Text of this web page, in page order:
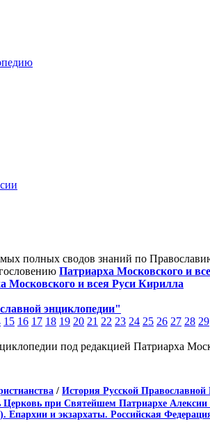
полных сводов знаний по
Патриарха Московского и
Московского и всея Руси Кирилла
энциклопедии"
15 16 17 18 19 20 21 22 23 24 25 26 27 28 29
под редакцией Патриарха
/ История Русской
при Святейшем Патриархе
Епархии и экзархаты. Российская